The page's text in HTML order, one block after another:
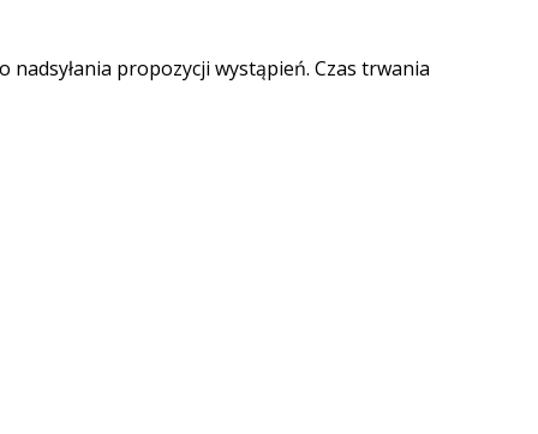
propozycji wystąpień. Czas trwania